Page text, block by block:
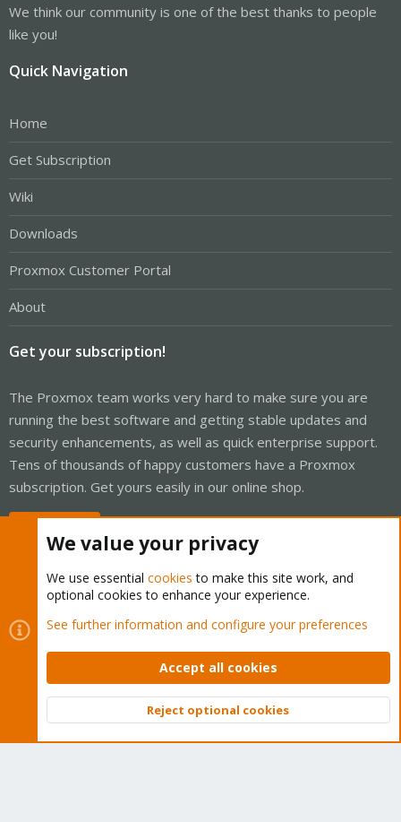
We think our community is one of the best thanks to people
like you!
Quick Navigation
Home
Get Subscription
Wiki
Downloads
Proxmox Customer Portal
About
Get your subscription!
The Proxmox team works very hard to make sure you are
running the best software and getting stable updates and
security enhancements, as well as quick enterprise support.
Tens of thousands of happy customers have a Proxmox
subscription. Get yours easily in our online shop.
Cookies
Proxmox Support Forum - Light Mode
Contact us
Terms and rules Privacy policy Help Home
Community platform by XenForo © 2010-2026 XenForo Ltd.
Top
We value your privacy
We use essential cookies to make this site work, and
optional cookies to enhance your experience.
See further information and configure your preferences
Accept all cookies
Reject optional cookies